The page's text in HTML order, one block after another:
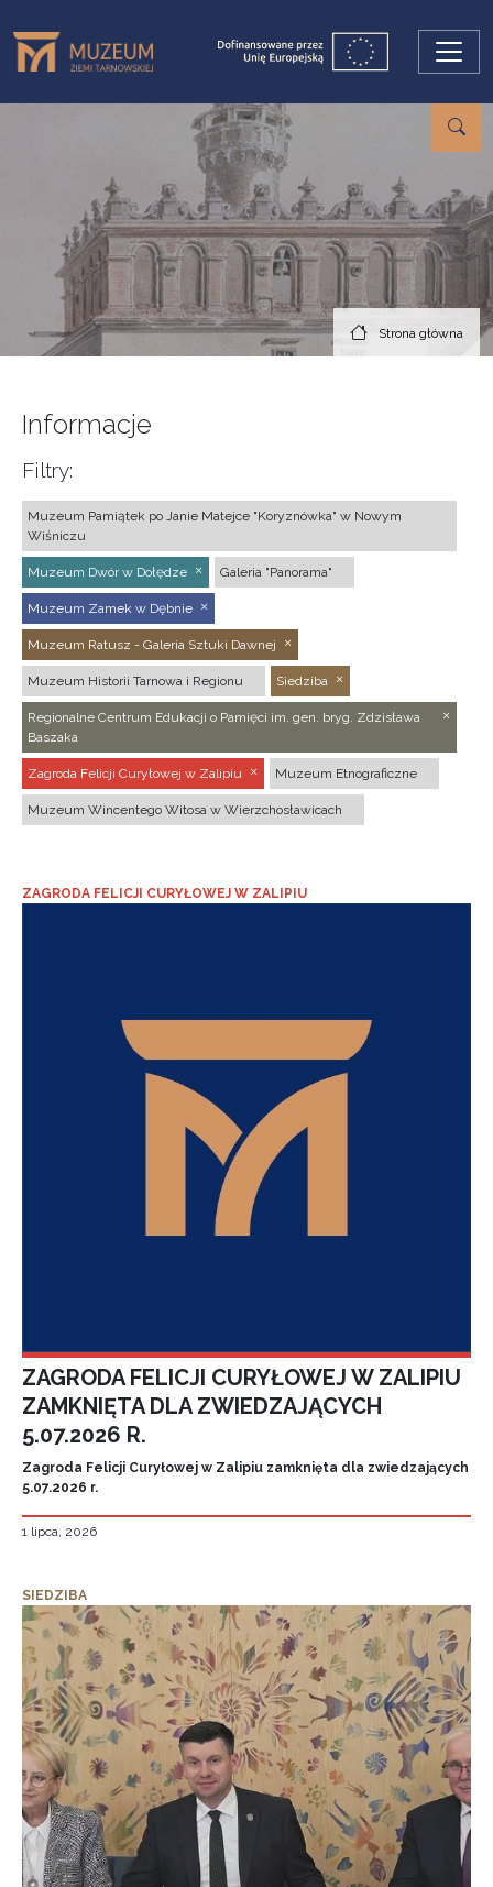
Strona główna
Informacje
Filtry:
Muzeum Pamiątek po Janie Matejce "Koryznówka" w Nowym
Wiśniczu
Muzeum Dwór w Dołędze Galeria "Panorama"
Muzeum Zamek w Dębnie
Muzeum Ratusz - Galeria Sztuki Dawnej
Muzeum Historii Tarnowa i Regionu Siedziba
Regionalne Centrum Edukacji o Pamięci im. gen. bryg. Zdzisława
Baszaka
Zagroda Felicji Curyłowej w Zalipiu Muzeum Etnograficzne
Muzeum Wincentego Witosa w Wierzchosławicach
ZAGRODA FELICJI CURYŁOWEJ W ZALIPIU
ZAGRODA FELICJI CURYŁOWEJ W ZALIPIU
ZAMKNIĘTA DLA ZWIEDZAJĄCYCH
5.07.2026 R.
Zagroda Felicji Curyłowej w Zalipiu zamknięta dla zwiedzających
5.07.2026 r.
1 lipca, 2026
SIEDZIBA